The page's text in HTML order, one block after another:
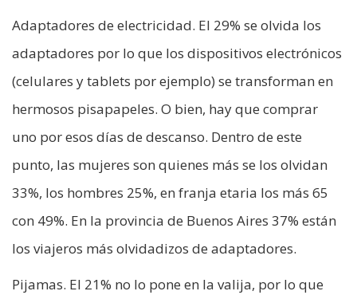
Adaptadores de electricidad. El 29% se olvida los
adaptadores por lo que los dispositivos electrónicos
(celulares y tablets por ejemplo) se transforman en
hermosos pisapapeles. O bien, hay que comprar
uno por esos días de descanso. Dentro de este
punto, las mujeres son quienes más se los olvidan
33%, los hombres 25%, en franja etaria los más 65
con 49%. En la provincia de Buenos Aires 37% están
los viajeros más olvidadizos de adaptadores.
Pijamas. El 21% no lo pone en la valija, por lo que